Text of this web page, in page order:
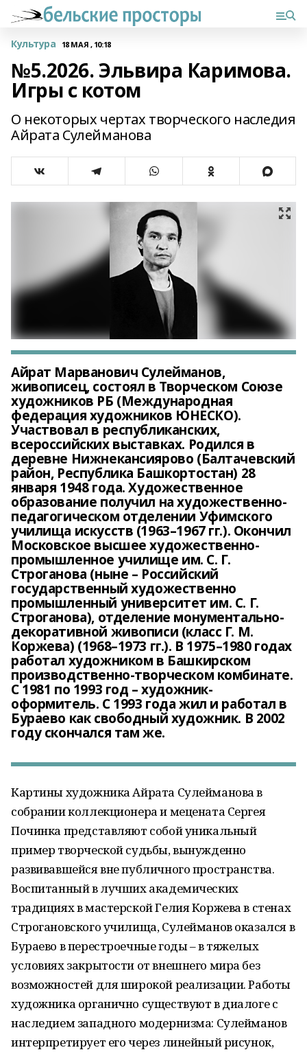
Культура 18 МАЯ , 10:18
№5.2026. Эльвира Каримова.
Игры с котом
О некоторых чертах творческого наследия
Айрата Сулейманова
Айрат Марванович Сулейманов,
живописец, состоял в Творческом Союзе
художников РБ (Международная
федерация художников ЮНЕСКО).
Участвовал в республиканских,
всероссийских выставках. Родился в
деревне Нижнекансиярово (Балтачевский
район, Республика Башкортостан) 28
января 1948 года. Художественное
образование получил на художественно-
педагогическом отделении Уфимского
училища искусств (1963–1967 гг.). Окончил
Московское высшее художественно-
промышленное училище им. С. Г.
Строганова (ныне – Российский
государственный художественно
промышленный университет им. С. Г.
Строганова), отделение монументально-
декоративной живописи (класс Г. М.
Коржева) (1968–1973 гг.). В 1975–1980 годах
работал художником в Башкирском
производственно-творческом комбинате.
С 1981 по 1993 год – художник-
оформитель. С 1993 года жил и работал в
Бураево как свободный художник. В 2002
году скончался там же.
Картины художника Айрата Сулейманова в
собрании коллекционера и мецената Сергея
Починка представляют собой уникальный
пример творческой судьбы, вынужденно
развивавшейся вне публичного пространства.
Воспитанный в лучших академических
традициях в мастерской Гелия Коржева в стенах
Строгановского училища, Сулейманов оказался в
Бураево в перестроечные годы – в тяжелых
условиях закрытости от внешнего мира без
возможностей для широкой реализации. Работы
художника органично существуют в диалоге с
наследием западного модернизма: Сулейманов
интерпретирует его через линейный рисунок,